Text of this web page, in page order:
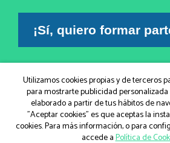
¡Sí, quiero formar
ActiveCampaign
© IGEM, Institut Guxens de
Utilizamos cookies propias y de terceros
para mostrarte publicidad
elaborado a partir de tus hábitos de
"Aceptar cookies" es que aceptas la
cookies. Para más información, o para
accede aPolítica de